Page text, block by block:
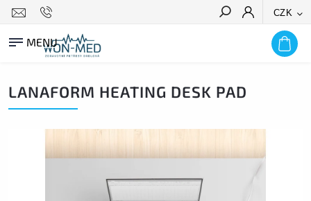
CZK
HLEDAT
LANAFORM HEATING DESK PAD